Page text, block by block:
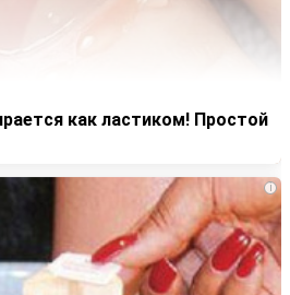
как ластиком! Простой
i